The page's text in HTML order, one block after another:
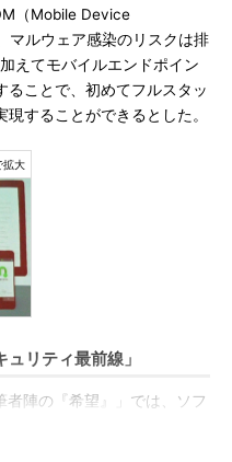
（Mobile Device
マルウェア感染のリスクは排
えてモバイルエンドポイン
ることで、初めてフルスタッ
することができるとした。
リティ最前線」
陣の『希望』」では、ソフ